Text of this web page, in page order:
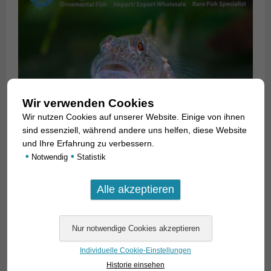
Wir verwenden Cookies
Wir nutzen Cookies auf unserer Website. Einige von ihnen
sind essenziell, während andere uns helfen, diese Website
und Ihre Erfahrung zu verbessern.
• Notwendig • Statistik
Individuelle Cookie-Einstellungen
Historie einsehen